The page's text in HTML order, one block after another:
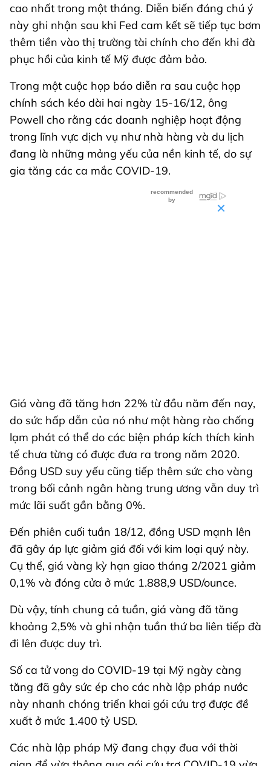
cao nhất trong một tháng. Diễn biến đáng chú ý
này ghi nhận sau khi Fed cam kết sẽ tiếp tục bơm
thêm tiền vào thị trường tài chính cho đến khi đà
phục hồi của kinh tế Mỹ được đảm bảo.
Trong một cuộc họp báo diễn ra sau cuộc họp
chính sách kéo dài hai ngày 15-16/12, ông
Powell cho rằng các doanh nghiệp hoạt động
trong lĩnh vực dịch vụ như nhà hàng và du lịch
đang là những mảng yếu của nền kinh tế, do sự
gia tăng các ca mắc COVID-19.
Giá vàng đã tăng hơn 22% từ đầu năm đến nay,
do sức hấp dẫn của nó như một hàng rào chống
lạm phát có thể do các biện pháp kích thích kinh
tế chưa từng có được đưa ra trong năm 2020.
Đồng USD suy yếu cũng tiếp thêm sức cho vàng
trong bối cảnh ngân hàng trung ương vẫn duy trì
mức lãi suất gần bằng 0%.
Đến phiên cuối tuần 18/12, đồng USD mạnh lên
đã gây áp lực giảm giá đối với kim loại quý này.
Cụ thể, giá vàng kỳ hạn giao tháng 2/2021 giảm
0,1% và đóng cửa ở mức 1.888,9 USD/ounce.
Dù vậy, tính chung cả tuần, giá vàng đã tăng
khoảng 2,5% và ghi nhận tuần thứ ba liên tiếp đà
đi lên được duy trì.
Số ca tử vong do COVID-19 tại Mỹ ngày càng
tăng đã gây sức ép cho các nhà lập pháp nước
này nhanh chóng triển khai gói cứu trợ được đề
xuất ở mức 1.400 tỷ USD.
Các nhà lập pháp Mỹ đang chạy đua với thời